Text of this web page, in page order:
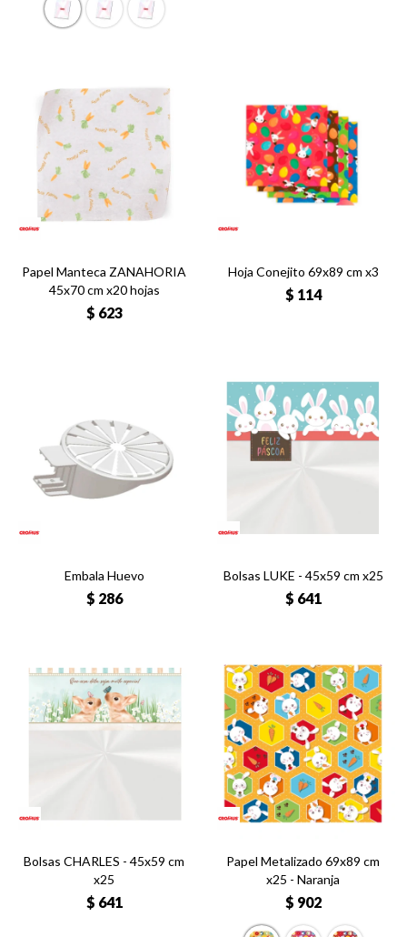
Papel Manteca ZANAHORIA
45x70 cm x20 hojas
$ 623
Hoja Conejito 69x89 cm x3
$ 114
Embala Huevo
$ 286
Bolsas LUKE - 45x59 cm x25
$ 641
Bolsas CHARLES - 45x59 cm
x25
$ 641
Papel Metalizado 69x89 cm
x25 - Naranja
$ 902